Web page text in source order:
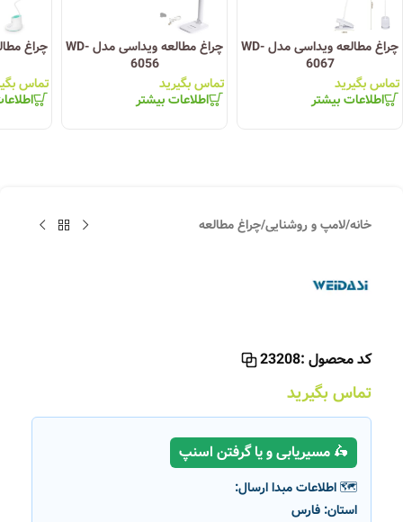
چراغ مطالعه ویداسی مدل WD-
6067
تماس بگیرید
اطلاعات بیشتر
چراغ مطالعه ویداسی مدل WD-
6056
تماس بگیرید
اطلاعات بیشتر
تماس
خانه/لامپ و روشنایی/چراغ مطالعه
کد محصول :23208
تماس بگیرید
🛵 مسیریابی و یا گرفتن اسنپ
🗺️ اطلاعات مبدا ارسال:
استان: فارس